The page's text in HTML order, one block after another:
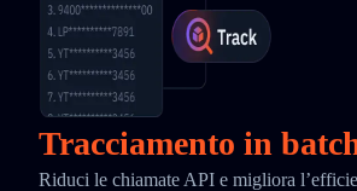
Tracciamento in
Riduci le chiamate API e migliora